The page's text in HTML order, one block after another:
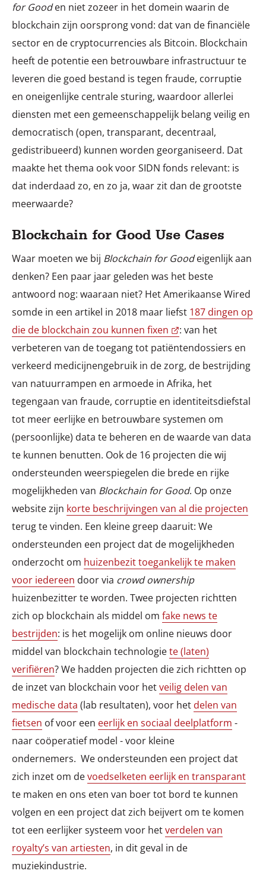
for Gooden niet zozeer in het domein waarin de
blockchain zijn oorsprong vond: dat van de financiële
sector en de cryptocurrencies als Bitcoin. Blockchain
heeft de potentie een betrouwbare infrastructuur te
leveren die goed bestand is tegen fraude, corruptie
en oneigenlijke centrale sturing, waardoor allerlei
diensten met een gemeenschappelijk belang veilig en
democratisch (open, transparant, decentraal,
gedistribueerd) kunnen worden georganiseerd. Dat
maakte het thema ook voor SIDN fonds relevant: is
dat inderdaad zo, en zo ja, waar zit dan de grootste
meerwaarde?
Blockchain for Good Use Cases
Waar moeten we bij Blockchain for Goodeigenlijk aan
denken? Een paar jaar geleden was het beste
antwoord nog: waaraan niet? Het Amerikaanse Wired
somde in een artikel in 2018 maar liefst 187 dingen op
die de blockchain zou kunnen fixen
: van het
verbeteren van de toegang tot patiëntendossiers en
verkeerd medicijnengebruik in de zorg, de bestrijding
van natuurrampen en armoede in Afrika, het
tegengaan van fraude, corruptie en identiteitsdiefstal
tot meer eerlijke en betrouwbare systemen om
(persoonlijke) data te beheren en de waarde van data
te kunnen benutten. Ook de 16 projecten die wij
ondersteunden weerspiegelen die brede en rijke
mogelijkheden van Blockchain for Good. Op onze
website zijn korte beschrijvingen van al die projecten
terug te vinden. Een kleine greep daaruit: We
ondersteunden een project dat de mogelijkheden
onderzocht om huizenbezit toegankelijk te maken
voor iedereen door via crowd ownership
huizenbezitter te worden. Twee projecten richtten
zich op blockchain als middel om fake news te
bestrijden: is het mogelijk om online nieuws door
middel van blockchain technologiete (laten)
verifiëren? We hadden projecten die zich richtten op
de inzet van blockchain voor hetveilig delen van
medische data (lab resultaten), voor het delen van
fietsen of voor een eerlijk en sociaal deelplatform -
naar coöperatief model - voor kleine
ondernemers. We ondersteunden een project dat
zich inzet om devoedselketen eerlijk en transparant
te maken en ons eten van boer tot bord te kunnen
volgen en een project dat zich beijvert om te komen
tot een eerlijker systeem voor hetverdelen van
royalty’s van artiesten, in dit geval in de
muziekindustrie.